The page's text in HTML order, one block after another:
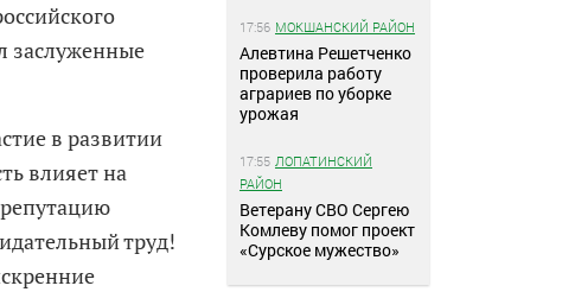
заслуженные
в развитии
влияет на
труд!
17:56 МОКШАНСКИЙ РАЙОН
Алевтина Решетченко
проверила работу
аграриев по уборке
урожая
17:55 ЛОПАТИНСКИЙ
РАЙОН
Ветерану СВО Сергею
Комлеву помог проект
«Сурское мужество»